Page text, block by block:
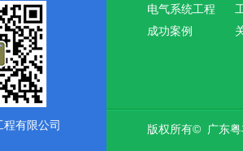
程有限公司
电气系统工程
成功案例
版权所有© 广东